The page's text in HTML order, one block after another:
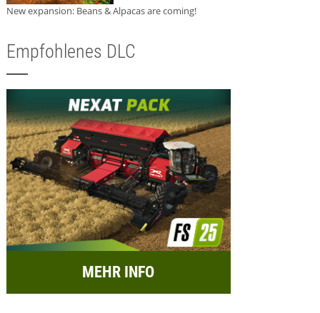
New expansion: Beans & Alpacas are coming!
Empfohlenes DLC
MEHR INFO